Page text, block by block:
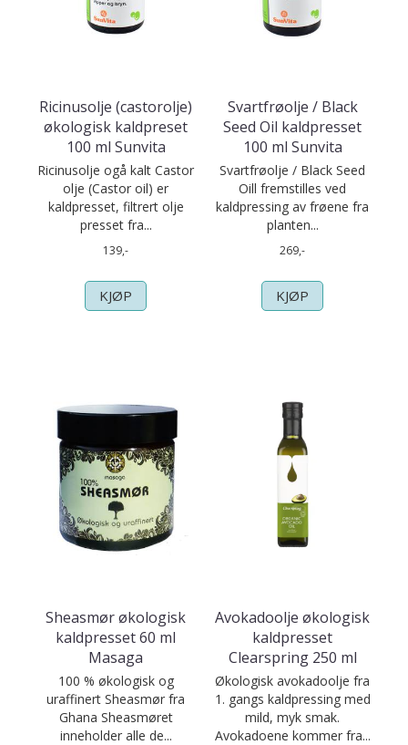
Ricinusolje (castorolje)
økologisk kaldpreset
100 ml Sunvita
Ricinusolje ogå kalt Castor
olje (Castor oil) er
kaldpresset, filtrert olje
presset fra...
139,-
KJØP
Svartfrøolje / Black
Seed Oil kaldpresset
100 ml Sunvita
Svartfrøolje / Black Seed
Oill fremstilles ved
kaldpressing av frøene fra
planten...
269,-
KJØP
Sheasmør økologisk
kaldpresset 60 ml
Masaga
100 % økologisk og
uraffinert Sheasmør fra
Ghana Sheasmøret
inneholder alle de...
Avokadoolje økologisk
kaldpresset
Clearspring 250 ml
Økologisk avokadoolje fra
1. gangs kaldpressing med
mild, myk smak.
Avokadoene kommer fra...